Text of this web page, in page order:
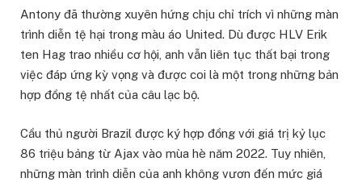
Antony đã thường xuyên hứng chịu chỉ trích vì những màn
trình diễn tệ hại trong màu áo United. Dù được HLV Erik
ten Hag trao nhiều cơ hội, anh vẫn liên tục thất bại trong
việc đáp ứng kỳ vọng và được coi là một trong những bản
hợp đồng tệ nhất của câu lạc bộ.
Cầu thủ người Brazil được ký hợp đồng với giá trị kỷ lục
86 triệu bảng từ Ajax vào mùa hè năm 2022. Tuy nhiên,
những màn trình diễn của anh không vươn đến mức giá